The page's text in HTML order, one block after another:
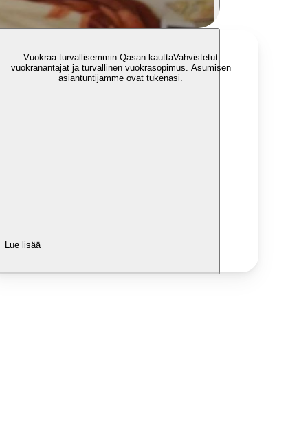
Vuokraa turvallisemmin Qasan kauttaVahvistetut
vuokranantajat ja turvallinen vuokrasopimus. Asumisen
asiantuntijamme ovat tukenasi.
Lue lisää